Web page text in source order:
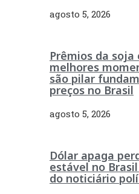
agosto 5, 2026
Prêmios da soja
melhores
são pilar
preços no Brasil
agosto 5, 2026
Dólar apaga
estável no
do noticiário